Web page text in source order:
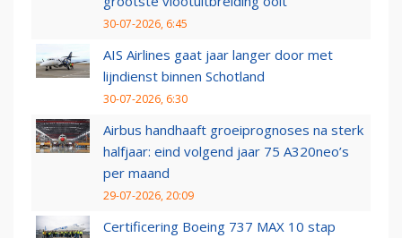
30-07-2026, 6:45
AIS Airlines gaat jaar langer door met
lijndienst binnen Schotland
30-07-2026, 6:30
Airbus handhaaft groeiprognoses na sterk
halfjaar: eind volgend jaar 75 A320neo’s
per maand
29-07-2026, 20:09
Certificering Boeing 737 MAX 10 stap